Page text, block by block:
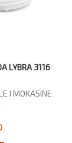
LYBRA 3116
I MOKASINE